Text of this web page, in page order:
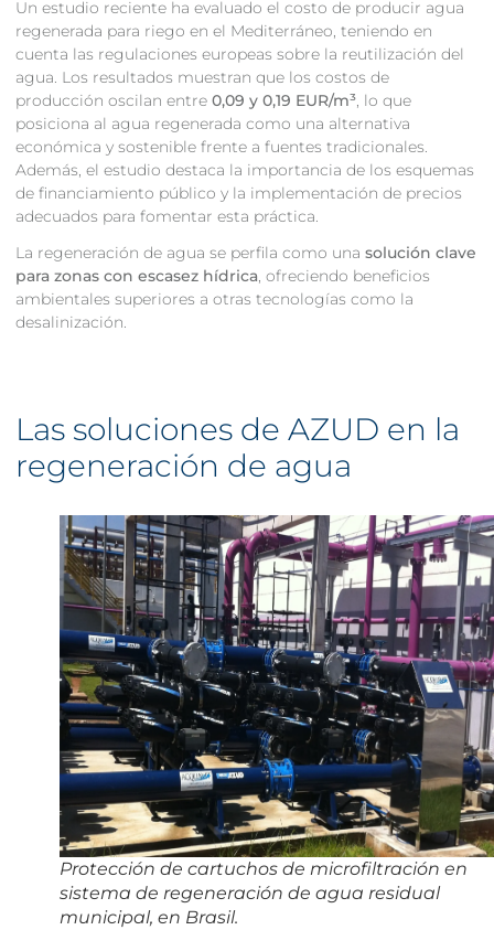
Un estudio reciente ha evaluado el costo de producir agua
regenerada para riego en el Mediterráneo, teniendo en
cuenta las regulaciones europeas sobre la reutilización del
agua. Los resultados muestran que los costos de
producción oscilan entre 0,09 y 0,19 EUR/m³, lo que
posiciona al agua regenerada como una alternativa
económica y sostenible frente a fuentes tradicionales.
Además, el estudio destaca la importancia de los esquemas
de financiamiento público y la implementación de precios
adecuados para fomentar esta práctica.
La regeneración de agua se perfila como una solución clave
para zonas con escasez hídrica, ofreciendo beneficios
ambientales superiores a otras tecnologías como la
desalinización.
Las soluciones de AZUD en la
regeneración de agua
Protección de cartuchos de microfiltración en
sistema de regeneración de agua residual
municipal, en Brasil.